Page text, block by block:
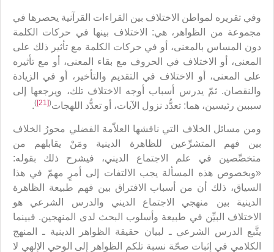
وفي تقريره لمواطن الاختلاف بين القراءات القرآنية يحصرها في
مجموعة من الظواهر، هي: الاختلاف بينها في حركات الكلمة
دون المساس بالمعنى، أو في حركات الكلمة مع تأثير ذلك على
المعنى، أو الاختلاف في الحروف مع بقاء المعنى، أو مع تأثيره
على المعنى، أو الاختلاف في التقديم والتأخير، أو في الزيادة
والنقصان. ثمّ يدرس أسباب أوجه الاختلاف تلك، ويرجعها إلى
سببين رئيسين، هما: تعدُّد نزول الآيات، أو تعدُّد اللهجات(
[21]
)
.
ومن مسائل الخلاف التي ناقشها العلاّمة الفضلي محورُ الخلاف
بين فهم المتشرِّعين للظاهرة الدينية ومَنْ يقابلهم من
متخصِّصين في علم الاجتماع الديني، فيشرح ذلك بقوله:
«وبخصوص هذه المسألة يجب الالتفات إلى أمرٍ مهمّ في هذا
السياق، ذلك أن من أسباب الافتراق بين فهم طبيعة الظاهرة
الدينية بين منهجي الاجتماع الديني والدرس الشرعي هو
الاختلاف البيِّن في طبيعة وأسلوب البحث لدى المنهجين. فبينما
يتَّبع الدرس الشرعي ـ لبيان حقيقة الظواهر الدينية ـ المنهج
الكلامي في إثبات صحّة نسبة تلكم الظواهر إلى الوحي الإلهي لا